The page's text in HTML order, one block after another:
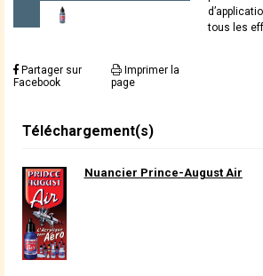
Partager sur
Facebook
Imprimer la
page
tous les
Téléchargement(s)
Nuancier Prince-August Air